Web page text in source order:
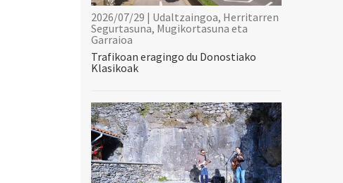
2026/07/29 | Udaltzaingoa, Herritarren
Segurtasuna, Mugikortasuna eta
Garraioa
Trafikoan eragingo du Donostiako
Klasikoak